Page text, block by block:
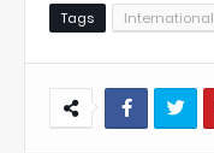
Tags International